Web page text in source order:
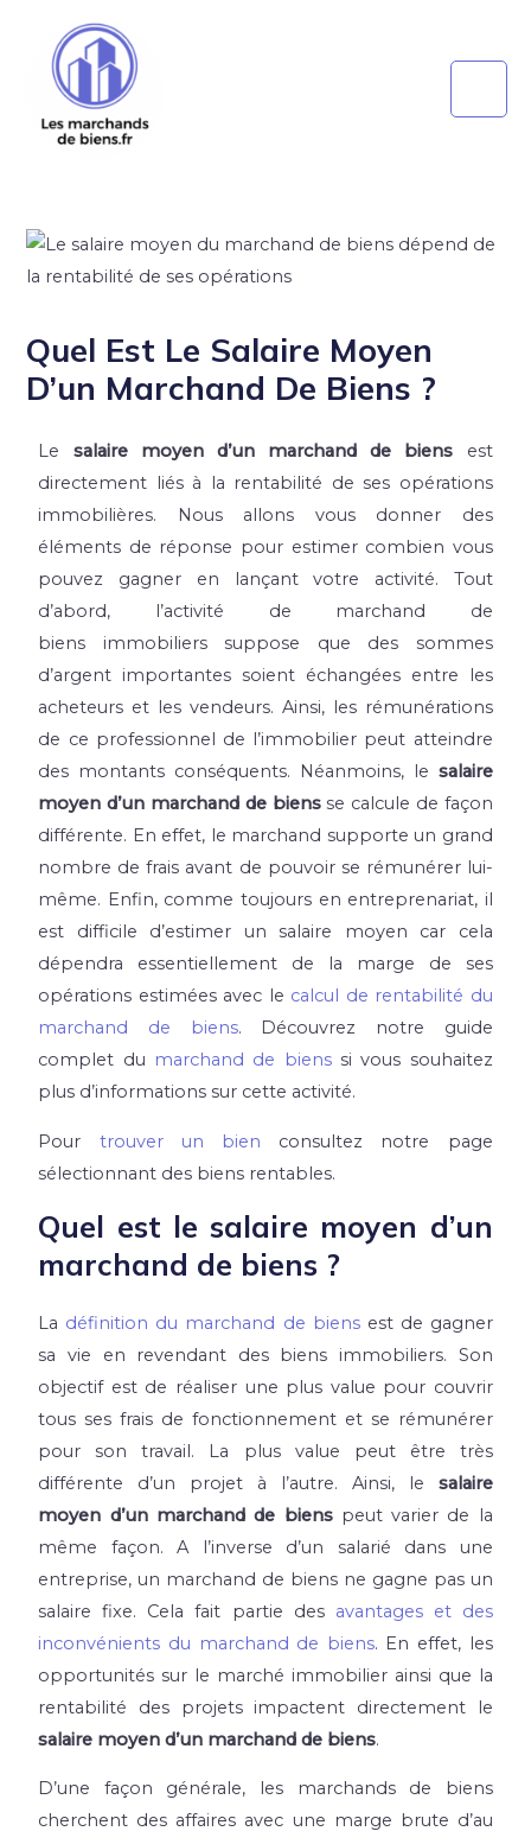
Quel Est Le Salaire Moyen
D’un Marchand De Biens ?
Le salaire moyen d’un marchand de biens est
directement liés à la rentabilité de ses opérations
immobilières. Nous allons vous donner des
éléments de réponse pour estimer combien vous
pouvez gagner en lançant votre activité. Tout
d’abord, l’activité de marchand de
biens immobiliers suppose que des sommes
d’argent importantes soient échangées entre les
acheteurs et les vendeurs. Ainsi, les rémunérations
de ce professionnel de l’immobilier peut atteindre
des montants conséquents. Néanmoins, le salaire
moyen d’un marchand de biensse calcule de façon
différente. En effet, le marchand supporte un grand
nombre de frais avant de pouvoir se rémunérer lui-
même. Enfin, comme toujours en entreprenariat, il
est difficile d’estimer un salaire moyen car cela
dépendra essentiellement de la marge de ses
opérations estimées avec le calcul de rentabilité du
marchand de biens. Découvrez notre guide
complet du marchand de bienssi vous souhaitez
plus d’informations sur cette activité.
Pour trouver un bien consultez notre page
sélectionnant des biens rentables.
Quel est le salaire moyen d’un
marchand de biens ?
La définition du marchand de biensest de gagner
sa vie en revendant des biens immobiliers. Son
objectif est de réaliser une plus value pour couvrir
tous ses frais de fonctionnement et se rémunérer
pour son travail. La plus value peut être très
différente d’un projet à l’autre. Ainsi, le
salaire
moyen d’un marchand de bienspeut varier de la
même façon. A l’inverse d’un salarié dans une
entreprise, un marchand de biens ne gagne pas un
salaire fixe. Cela fait partie des avantages et des
inconvénients du marchand de biens. En effet, les
opportunités sur le marché immobilier ainsi que la
rentabilité des projets impactent directement le
salaire moyen d’un marchand de biens.
D’une façon générale, les marchands de biens
cherchent des affaires avec une marge brute d’au